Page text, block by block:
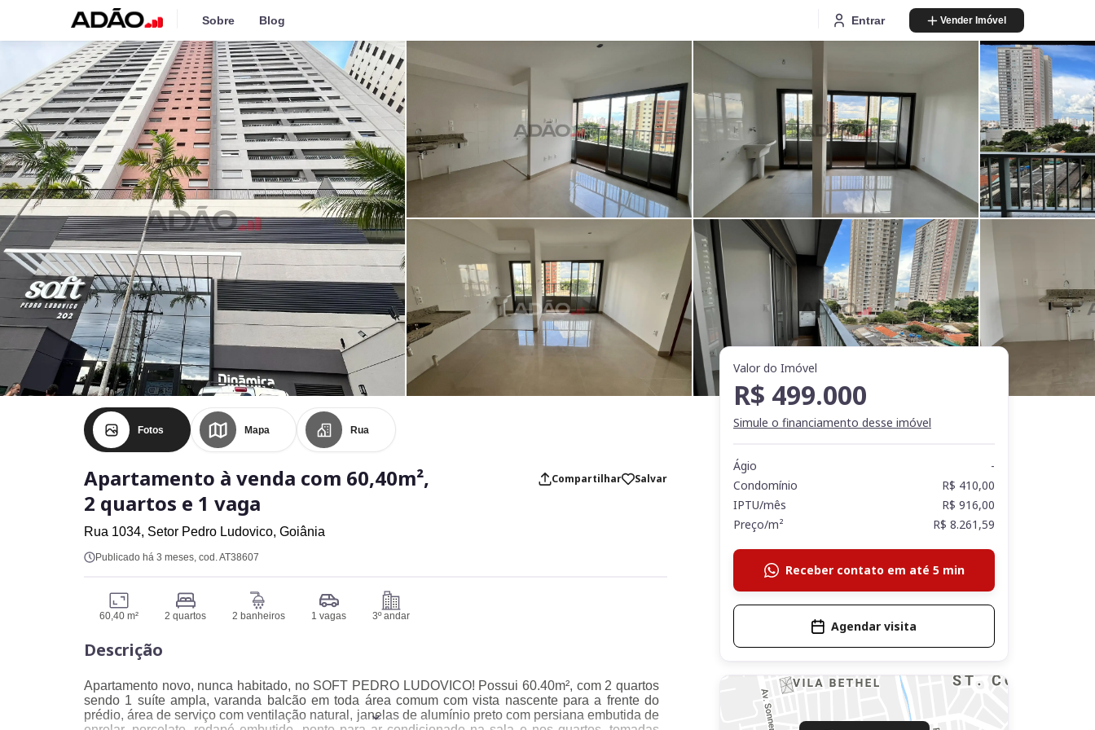
Sobre Blog Entrar Vender Imóvel
Fotos Mapa Rua
Apartamento à venda com 60,40m²,
2 quartos e 1 vaga
Compartilhar Salvar
Rua 1034, Setor Pedro Ludovico, Goiânia
Publicado há 3 meses, cod. AT38607
60,40 m² 2 quartos 2 banheiros 1 vagas 3º andar
Descrição
Apartamento novo, nunca habitado, no SOFT PEDRO LUDOVICO! Possui 60.40m², com 2 quartos
sendo 1 suíte ampla, varanda balcão em toda área comum com vista nascente para a frente do
prédio, área de serviço com ventilação natural, janelas de alumínio preto com persiana embutida de
Valor do Imóvel
R$ 499.000
Simule o financiamento desse imóvel
Ágio
-
Condomínio
R$ 410,00
IPTU/mês
R$ 916,00
Preço/m²
R$ 8.261,59
Receber contato em até 5 min
Agendar visita